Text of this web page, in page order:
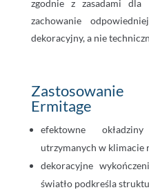
zgodnie z zasadami
zachowanie
dekoracyjny, a nie
Ermitage
efektowne
utrzymanych w klimacie
dekoracyjne
światło podkreśla